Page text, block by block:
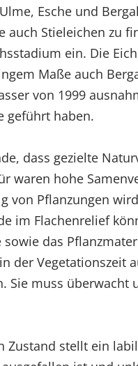
Esche und
auch Stieleichen zu
ein. Die
Maße auch
von 1999
geführt haben.
dass gezielte
waren hohe
von Pflanzungen
im Flachenrelief
das
der
Sie muss
stellt ein